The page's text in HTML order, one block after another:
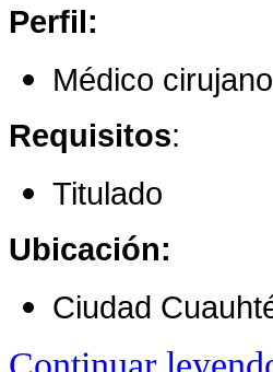
Perfil:
Médico
Requisitos:
Titulado
Ubicación:
Ciudad